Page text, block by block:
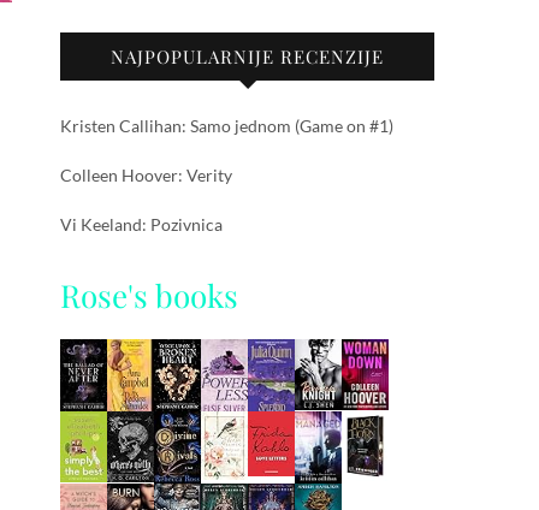
NAJPOPULARNIJE RECENZIJE
Kristen Callihan: Samo jednom (Game on #1)
Colleen Hoover: Verity
Vi Keeland: Pozivnica
Rose's books